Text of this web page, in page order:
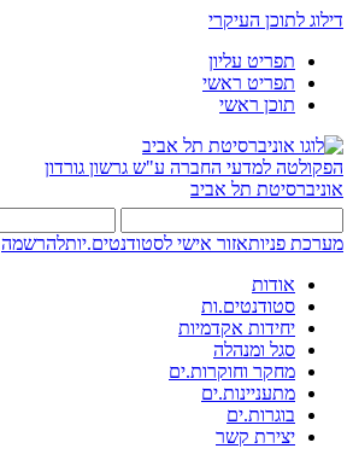
דילוג לתוכן העיקרי
תפריט עליון
תפריט ראשי
תוכן ראשי
הפקולטה למדעי החברה ע"ש גרשון גורדון
אוניברסיטת תל אביב
מערכת פניותאזור אישי לסטודנטים.יותלהרשמה
אודות
סטודנטים.ות
יחידות אקדמיות
סגל ומנהלה
מחקר וחוקרות.ים
מתעניינות.ים
בוגרות.ים
יצירת קשר